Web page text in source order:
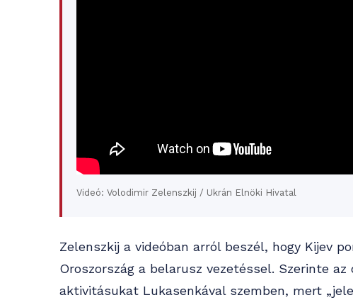
Videó: Volodimir Zelenszkij / Ukrán Elnöki Hivatal
Zelenszkij a videóban arról beszél, hogy Kijev
Oroszország a belarusz vezetéssel. Szerinte
aktivitásukat Lukasenkával szemben, mert